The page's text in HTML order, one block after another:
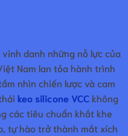
danh những nỗ lực của
Nam lan tỏa hành trình
nhìn chiến lược và cam
keo silicone VCC không
các tiêu chuẩn khắt khe
tự hào trở thành mắt xích